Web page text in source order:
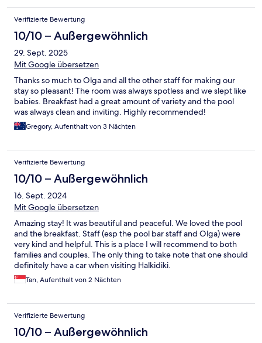
Verifizierte Bewertung
10/10 – Außergewöhnlich
29. Sept. 2025
Mit Google übersetzen
Thanks so much to Olga and all the other staff for making our
stay so pleasant! The room was always spotless and we slept like
babies. Breakfast had a great amount of variety and the pool
was always clean and inviting. Highly recommended!
Gregory, Aufenthalt von 3 Nächten
Verifizierte Bewertung
10/10 – Außergewöhnlich
16. Sept. 2024
Mit Google übersetzen
Amazing stay! It was beautiful and peaceful. We loved the pool
and the breakfast. Staff (esp the pool bar staff and Olga) were
very kind and helpful. This is a place I will recommend to both
families and couples. The only thing to take note that one should
definitely have a car when visiting Halkidiki.
Tan, Aufenthalt von 2 Nächten
Verifizierte Bewertung
10/10 – Außergewöhnlich